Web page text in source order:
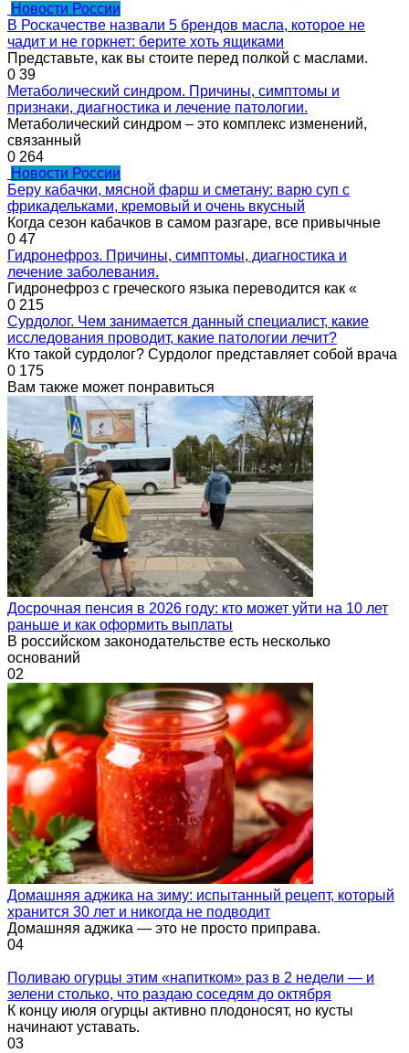
Новости России
В Роскачестве назвали 5 брендов масла, которое не
чадит и не горкнет: берите хоть ящиками
Представьте, как вы стоите перед полкой с маслами.
0 39
Метаболический синдром. Причины, симптомы и
признаки, диагностика и лечение патологии.
Метаболический синдром – это комплекс изменений,
связанный
0 264
Новости России
Беру кабачки, мясной фарш и сметану: варю суп с
фрикадельками, кремовый и очень вкусный
Когда сезон кабачков в самом разгаре, все привычные
0 47
Гидронефроз. Причины, симптомы, диагностика и
лечение заболевания.
Гидронефроз с греческого языка переводится как «
0 215
Сурдолог. Чем занимается данный специалист, какие
исследования проводит, какие патологии лечит?
Кто такой сурдолог? Сурдолог представляет собой врача
0 175
Вам также может понравиться
Досрочная пенсия в 2026 году: кто может уйти на 10 лет
раньше и как оформить выплаты
В российском законодательстве есть несколько
оснований
02
Домашняя аджика на зиму: испытанный рецепт, который
хранится 30 лет и никогда не подводит
Домашняя аджика — это не просто приправа.
04
Поливаю огурцы этим «напитком» раз в 2 недели — и
зелени столько, что раздаю соседям до октября
К концу июля огурцы активно плодоносят, но кусты
начинают уставать.
03